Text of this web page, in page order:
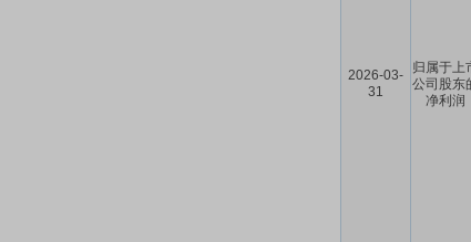
2026-03-
31
归属于上
公司股东
净利润